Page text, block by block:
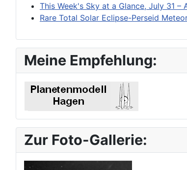
This Week's Sky at a Glance, July 31 –
Rare Total Solar Eclipse-Perseid
Meine Empfehlung:
Zur Foto-Gallerie: